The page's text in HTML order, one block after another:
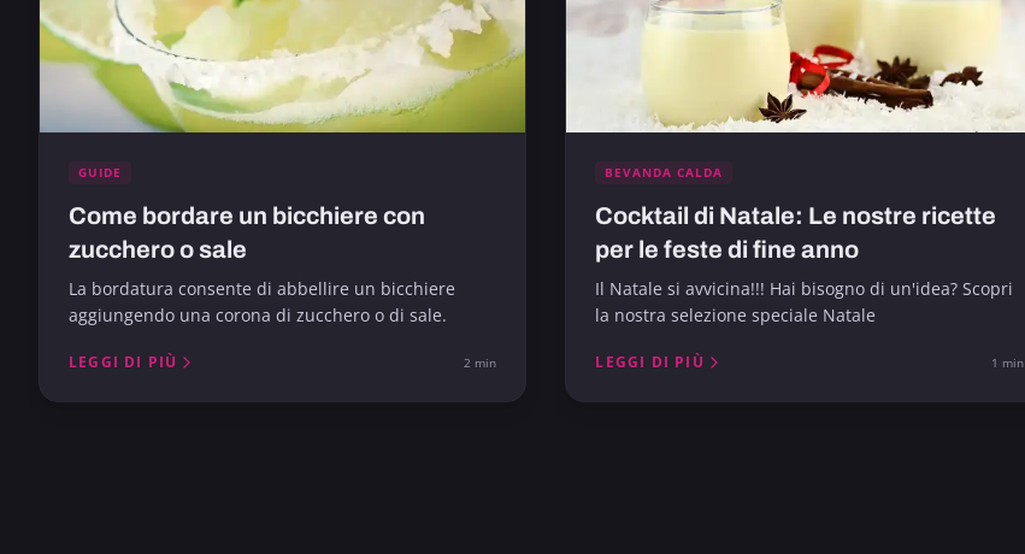
GUIDE
Come bordare un bicchiere con
zucchero o sale
La bordatura consente di abbellire un bicchiere
aggiungendo una corona di zucchero o di sale.
LEGGI DI PIÙ 2 min
BEVANDA CALDA
Cocktail di Natale: Le nostre ricette
per le feste di fine anno
Il Natale si avvicina!!! Hai bisogno di un'idea? Scopri
la nostra selezione speciale Natale
LEGGI DI PIÙ 1 min